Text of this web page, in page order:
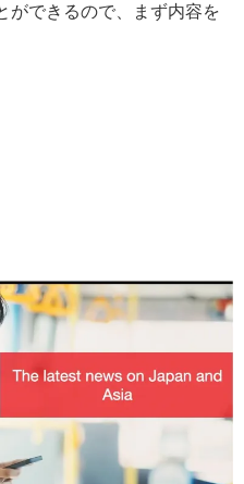
ができるので、まず内容を